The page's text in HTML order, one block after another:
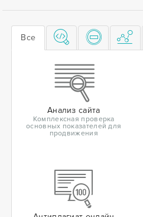
Все
Анализ сайта
Комплексная проверка
основных показателей для
продвижения